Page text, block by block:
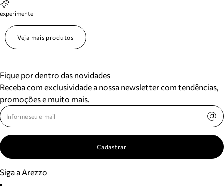
experimente
Veja mais produtos
Fique por dentro das novidades
Receba com exclusividade a nossa newsletter com tendências,
promoções e muito mais.
Cadastrar
Siga a Arezzo